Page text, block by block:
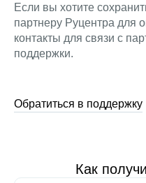
Если вы хотите
партнеру Руцентра для
контакты для связи с
поддержки.
Обратиться в поддержку
Как